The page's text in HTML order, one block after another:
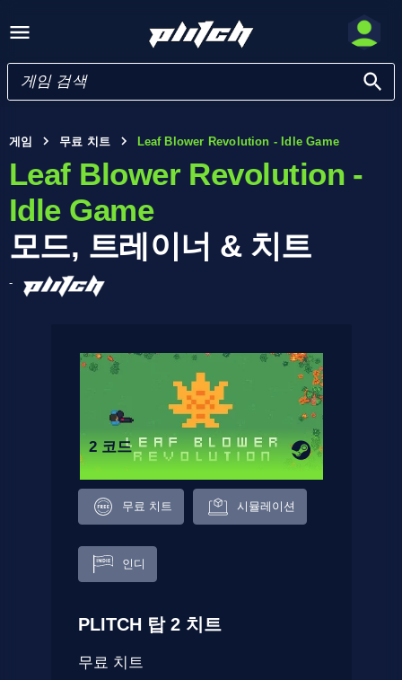
게임 무료 치트 Leaf Blower Revolution - Idle Game
Leaf Blower Revolution -
Idle Game
모드, 트레이너 & 치트
-
2 코드
무료 치트 시뮬레이션
인디
PLITCH 탑 2 치트
무료 치트